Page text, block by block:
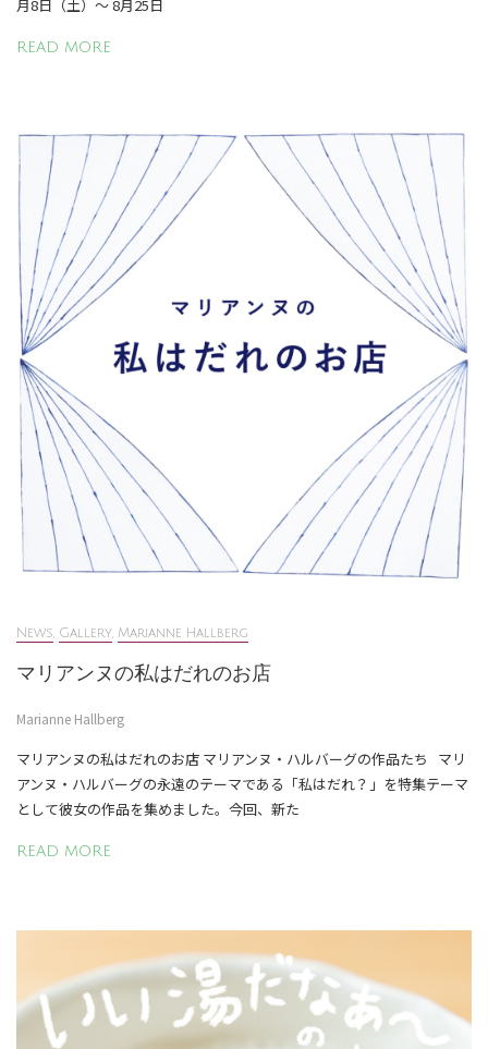
月8日（土）～ 8月25日
READ MORE
News, Gallery, Marianne Hallberg
マリアンヌの私はだれのお店
Marianne Hallberg
マリアンヌの私はだれのお店 マリアンヌ・ハルバーグの作品たち マリ
アンヌ・ハルバーグの永遠のテーマである「私はだれ？」を特集テーマ
として彼女の作品を集めました。今回、新た
READ MORE